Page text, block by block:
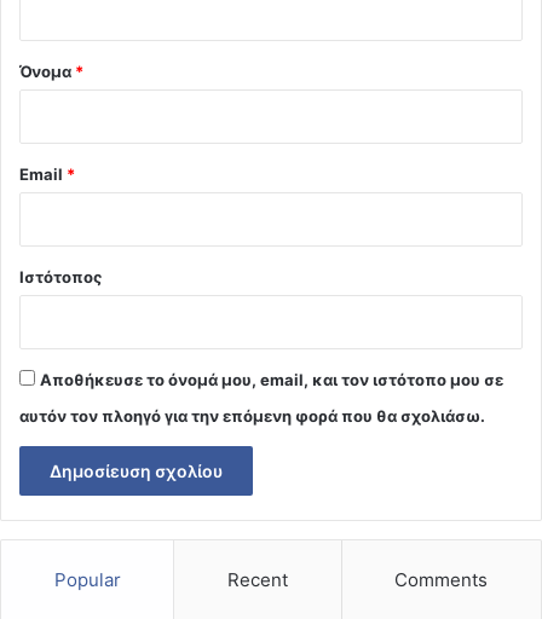
Όνομα *
Email *
Ιστότοπος
Αποθήκευσε το όνομά μου, email, και τον ιστότοπο μου σε
αυτόν τον πλοηγό για την επόμενη φορά που θα σχολιάσω.
Popular Recent Comments